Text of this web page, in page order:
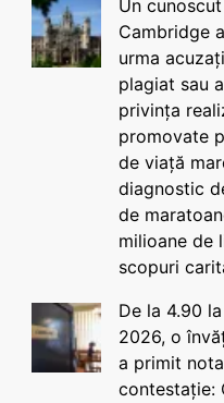
Un
Cambridge
urma
plagiat sau
privința
promovate
de viață
diagnostic
de
milioane de
scopuri
De la 4.90
2026, o
a primit
contestație: